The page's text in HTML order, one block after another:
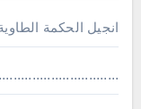
انجيل الحكمة